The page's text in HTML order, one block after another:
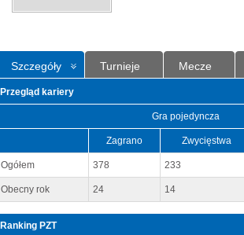
Szczegóły Turnieje Mecze
Przegląd kariery
Gra pojedyncza
Zagrano Zwycięstwa
Ogółem 378 233
Obecny rok 24 14
Ranking PZT